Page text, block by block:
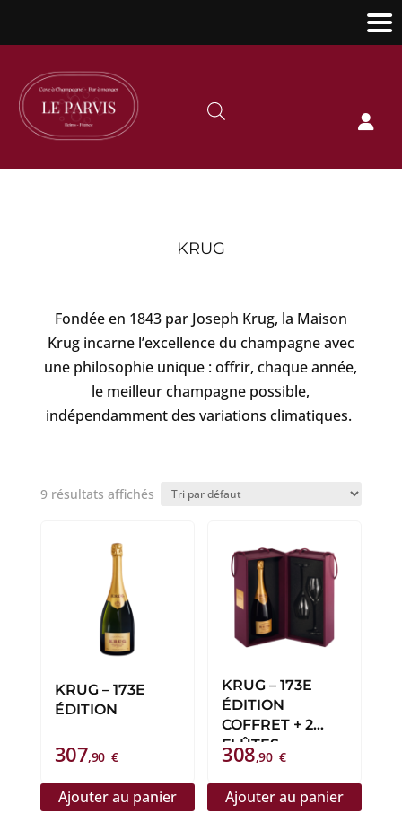

KRUG
Fondée en 1843 par Joseph Krug, la Maison
Krug incarne l’excellence du champagne avec
une philosophie unique : offrir, chaque année,
le meilleur champagne possible,
indépendamment des variations climatiques.
9 résultats affichés
KRUG – 173E
ÉDITION
307,90 €
Ajouter au panier
KRUG – 173E
ÉDITION
COFFRET + 2
FLÛTES
308,90 €
Ajouter au panier